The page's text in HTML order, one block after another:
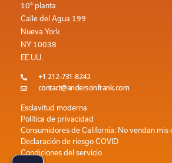
10ª planta
Calle del Agua 199
Nueva York
NY 10038
EE.UU.
+1 212-731-8242
contact@andersonfrank.com
Esclavitud moderna
Política de privacidad
Consumidores de California: No vendan mis
Declaración de riesgo COVID
Condiciones del servicio